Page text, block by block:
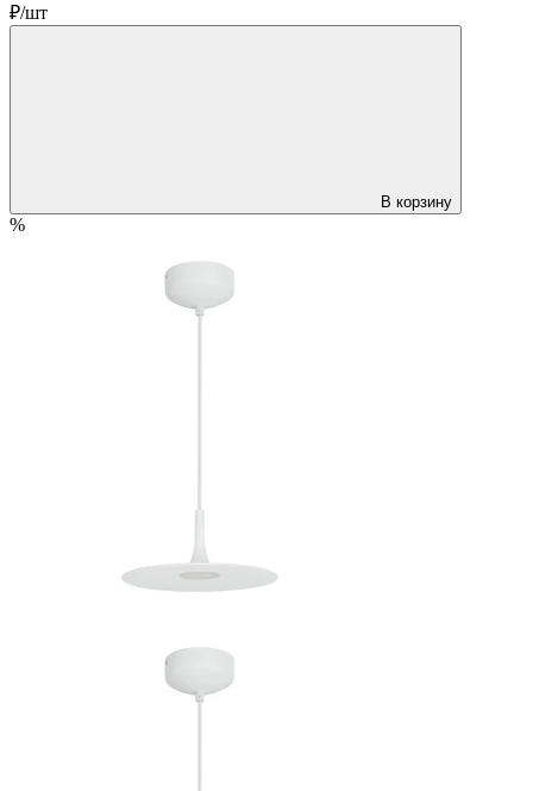
₽/шт
В корзину
%